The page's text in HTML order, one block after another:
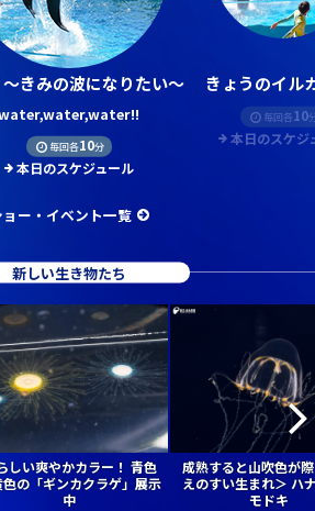
きみの波になりたい～
毎回各10分
本日のスケジュール
きょうのイル
毎回各10
本日のスケジ
ョー・イベント一覧
新しい生き物たち
しい爽やかカラー！ 青色
色の「ギンカクラゲ」展示
中
成熟すると山吹色が
えのすい生まれ＞ ハ
モドキ